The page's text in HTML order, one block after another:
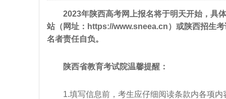
2023年陕西高考网上报名将于明天开始，具
站（网址：https://www.sneea.cn）或陕西招生
名者责任自负。
陕西省教育考试院温馨提醒：
1.填写信息前，考生应仔细阅读条款内各项内